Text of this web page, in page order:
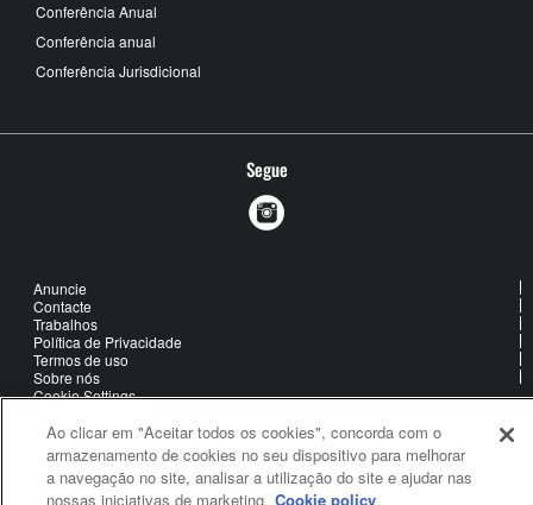
Conferência Anual
Conferência anual
Conferência Jurisdicional
Segue
Anuncie
Contacte
Trabalhos
Política de Privacidade
Termos de uso
Sobre nós
Cookie Settings
United Methodist Communications is an agency of The United
Methodist Church
Ao clicar em "Aceitar todos os cookies", concorda com o
armazenamento de cookies no seu dispositivo para melhorar
a navegação no site, analisar a utilização do site e ajudar nas
nossas iniciativas de marketing. Cookie policy